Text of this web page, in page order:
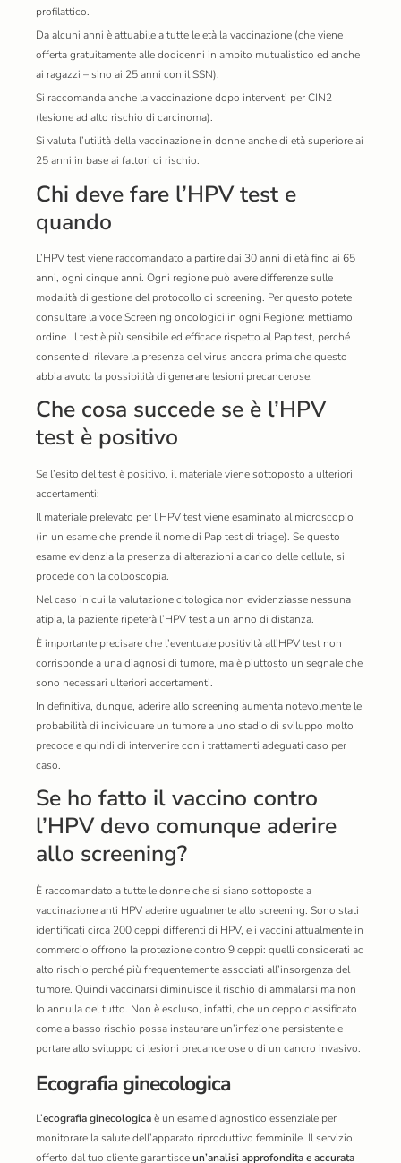
profilattico.
Da alcuni anni è attuabile a tutte le età la vaccinazione (che viene
offerta gratuitamente alle dodicenni in ambito mutualistico ed anche
ai ragazzi – sino ai 25 anni con il SSN).
Si raccomanda anche la vaccinazione dopo interventi per CIN2
(lesione ad alto rischio di carcinoma).
Si valuta l’utilità della vaccinazione in donne anche di età superiore ai
25 anni in base ai fattori di rischio.
Chi deve fare l’HPV test e
quando
L’HPV test viene raccomandato a partire dai 30 anni di età fino ai 65
anni, ogni cinque anni. Ogni regione può avere differenze sulle
modalità di gestione del protocollo di screening. Per questo potete
consultare la voce Screening oncologici in ogni Regione: mettiamo
ordine. Il test è più sensibile ed efficace rispetto al Pap test, perché
consente di rilevare la presenza del virus ancora prima che questo
abbia avuto la possibilità di generare lesioni precancerose.
Che cosa succede se è l’HPV
test è positivo
Se l’esito del test è positivo, il materiale viene sottoposto a ulteriori
accertamenti:
Il materiale prelevato per l’HPV test viene esaminato al microscopio
(in un esame che prende il nome di Pap test di triage). Se questo
esame evidenzia la presenza di alterazioni a carico delle cellule, si
procede con la colposcopia.
Nel caso in cui la valutazione citologica non evidenziasse nessuna
atipia, la paziente ripeterà l’HPV test a un anno di distanza.
È importante precisare che l’eventuale positività all’HPV test non
corrisponde a una diagnosi di tumore, ma è piuttosto un segnale che
sono necessari ulteriori accertamenti.
In definitiva, dunque, aderire allo screening aumenta notevolmente le
probabilità di individuare un tumore a uno stadio di sviluppo molto
precoce e quindi di intervenire con i trattamenti adeguati caso per
caso.
Se ho fatto il vaccino contro
l’HPV devo comunque aderire
allo screening?
È raccomandato a tutte le donne che si siano sottoposte a
vaccinazione anti HPV aderire ugualmente allo screening. Sono stati
identificati circa 200 ceppi differenti di HPV, e i vaccini attualmente in
commercio offrono la protezione contro 9 ceppi: quelli considerati ad
alto rischio perché più frequentemente associati all’insorgenza del
tumore. Quindi vaccinarsi diminuisce il rischio di ammalarsi ma non
lo annulla del tutto. Non è escluso, infatti, che un ceppo classificato
come a basso rischio possa instaurare un’infezione persistente e
portare allo sviluppo di lesioni precancerose o di un cancro invasivo.
Ecografia ginecologica
L’ecografia ginecologicaè un esame diagnostico essenziale per
monitorare la salute dell’apparato riproduttivo femminile. Il servizio
offerto dal tuo cliente garantisceun’analisi approfondita e accurata